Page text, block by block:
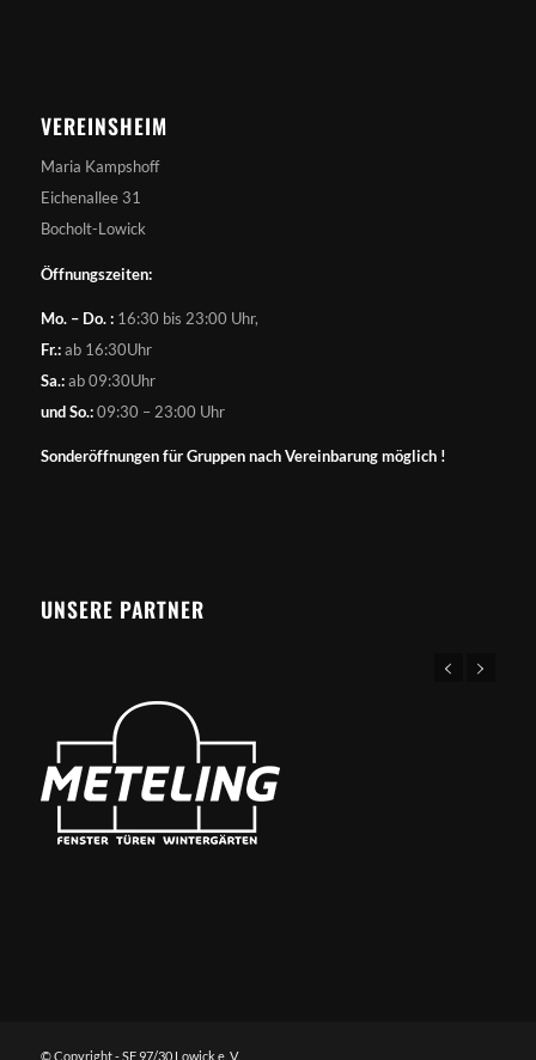
VEREINSHEIM
Maria Kampshoff
Eichenallee 31
Bocholt-Lowick
Öffnungszeiten:
Mo. – Do. :16:30 bis 23:00 Uhr,
Fr.:ab 16:30Uhr
Sa.:ab 09:30Uhr
und So.:09:30 – 23:00 Uhr
Sonderöffnungen für Gruppen nach Vereinbarung möglich !
UNSERE PARTNER
© Copyright - SF 97/30 Lowick e. V.